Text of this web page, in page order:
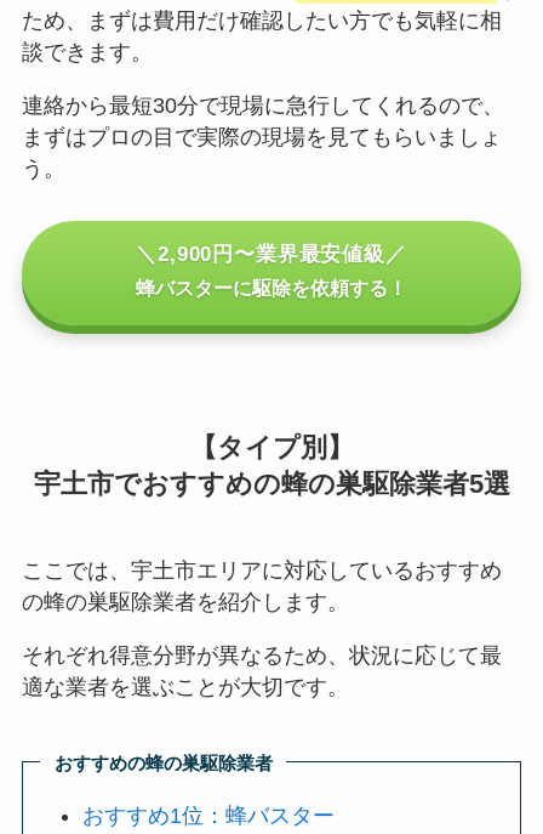
ため、まずは費用だけ確認したい方でも気軽に相
談できます。
連絡から最短30分で現場に急行してくれるので、
まずはプロの目で実際の現場を見てもらいましょ
う。
＼2,900円〜業界最安値級／
蜂バスターに駆除を依頼する！
【タイプ別】
宇土市でおすすめの蜂の巣駆除業者5選
ここでは、宇土市エリアに対応しているおすすめ
の蜂の巣駆除業者を紹介します。
それぞれ得意分野が異なるため、状況に応じて最
適な業者を選ぶことが大切です。
おすすめの蜂の巣駆除業者
おすすめ1位：蜂バスター